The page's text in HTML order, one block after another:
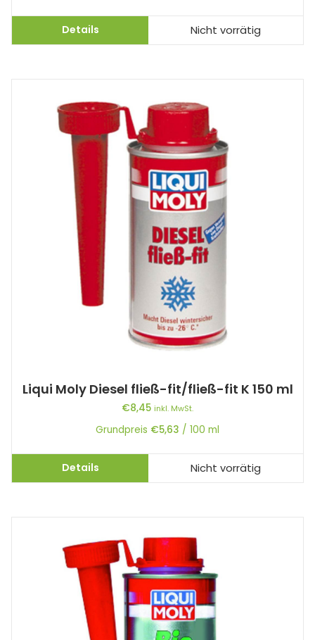
Details Nicht vorrätig
Liqui Moly Diesel fließ-fit/fließ-fit K 150 ml
€8,45 inkl. MwSt.
Grundpreis €5,63 / 100 ml
Details Nicht vorrätig